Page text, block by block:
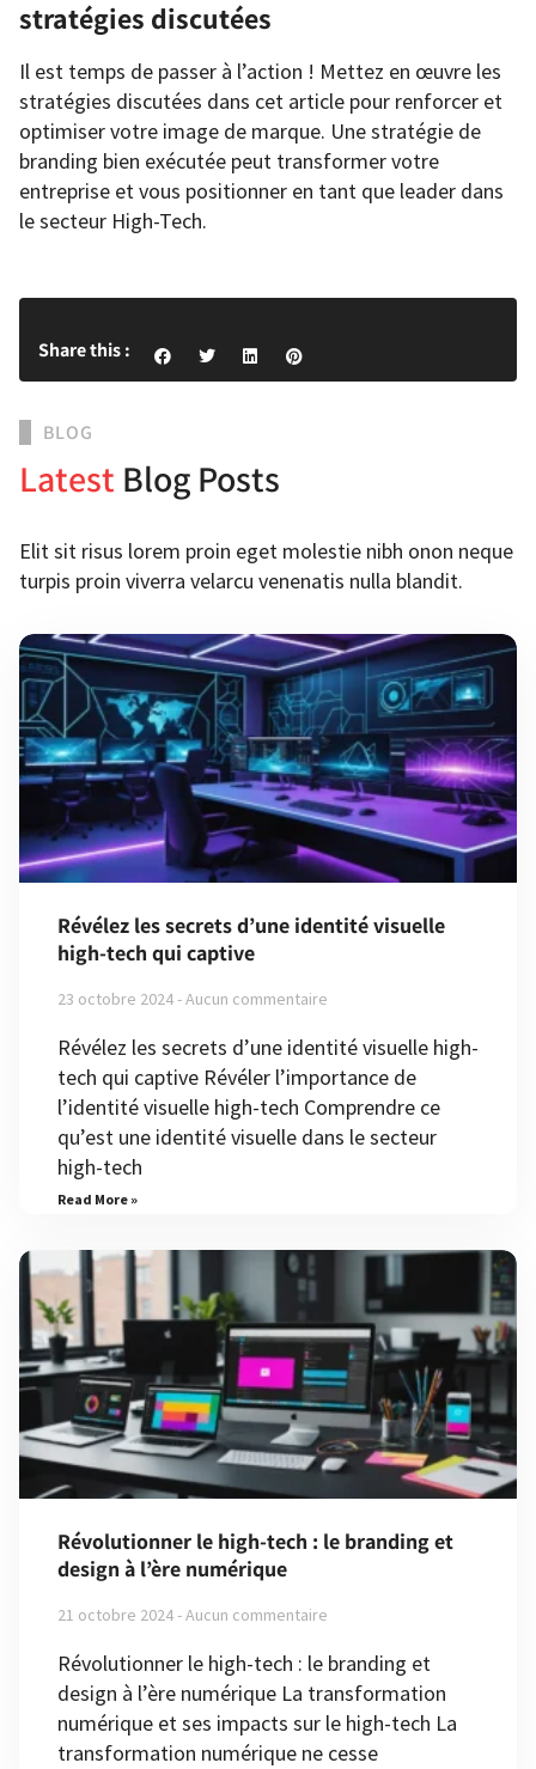
stratégies discutées
Il est temps de passer à l’action ! Mettez en œuvre les
stratégies discutées dans cet article pour renforcer et
optimiser votre image de marque. Une stratégie de
branding bien exécutée peut transformer votre
entreprise et vous positionner en tant que leader dans
le secteur High-Tech.
Share this :
BLOG
Latest Blog Posts
Elit sit risus lorem proin eget molestie nibh onon neque
turpis proin viverra velarcu venenatis nulla blandit.
Révélez les secrets d’une identité visuelle
high-tech qui captive
23 octobre 2024 Aucun commentaire
Révélez les secrets d’une identité visuelle high-
tech qui captive Révéler l’importance de
l’identité visuelle high-tech Comprendre ce
qu’est une identité visuelle dans le secteur
high-tech
Read More »
Révolutionner le high-tech : le branding et
design à l’ère numérique
21 octobre 2024 Aucun commentaire
Révolutionner le high-tech : le branding et
design à l’ère numérique La transformation
numérique et ses impacts sur le high-tech La
transformation numérique ne cesse